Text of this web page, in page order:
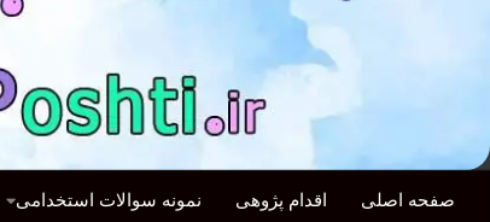
صفحه اصلی اقدام پژوهی نمونه سوالات استخدامی